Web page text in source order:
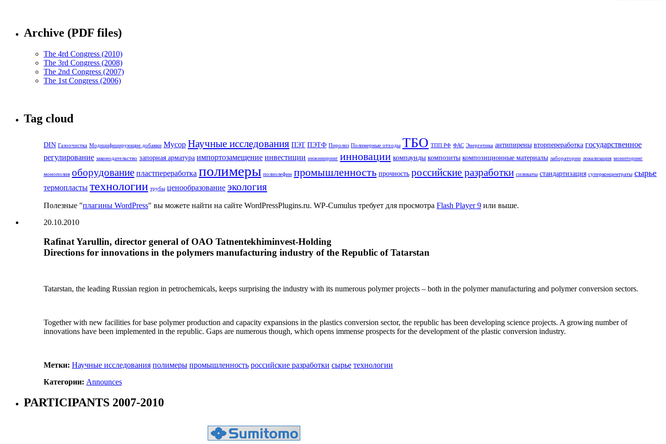
Archive (PDF files)
The 4rd Congress (2010)
The 3rd Congress (2008)
The 2nd Congress (2007)
The 1st Congress (2006)
Tag cloud
DIN Газоочистка Модицифицирующие добавки Мусор Научные исследования ПЭТ ПЭТФ Пиролиз Полимерные отходы ТБО ТПП РФ ФАС Энергетика антипирены вторпереработка государственное
регулирование законодательство запорная арматура импортозамещение инвестиции инжиниринг инновации компаунды композиты композиционные материалы лаборатории локализация мониторинг
монополия оборудование пластпереработка полимеры полиолефин промышленность прочность российские разработки силикаты стандартизация суперконцентраты сырье
термопласты технологии трубы ценообразование экология
Полезные "плагины WordPress" вы можете найти на сайте WordPressPlugins.ru. WP-Cumulus требует для просмотра Flash Player 9 или выше.
20.10.2010
Rafinat Yarullin, director general of OAO Tatnentekhiminvest-Holding
Directions for innovations in the polymers manufacturing industry of the Republic of Tatarstan
Tatarstan, the leading Russian region in petrochemicals, keeps surprising the industry with its numerous polymer projects – both in the polymer manufacturing and polymer conversion sectors.
Together with new facilities for base polymer production and capacity expansions in the plastics conversion sector, the republic has been developing science projects. A growing number of
innovations have been implemented in the republic. Gaps are numerous though, which opens immense prospects for the development of the plastic conversion industry.
Метки: Научные исследования полимеры промышленность российские разработки сырье технологии
Категории: Announces
PARTICIPANTS 2007-2010